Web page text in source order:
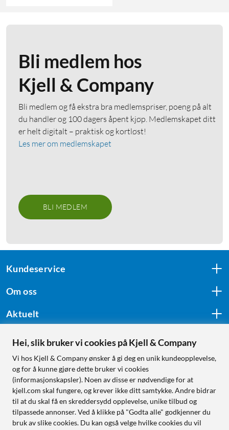
Bli medlem hos
Kjell & Company
Bli medlem og få ekstra bra medlemspriser, poeng på alt
du handler og 100 dagers åpent kjøp. Medlemskapet ditt
er helt digitalt – praktisk og kortløst!
Les mer om medlemskapet
BLI MEDLEM
Kundeservice
Om oss
Aktuelt
Følg oss
Handle fra:
Sverige
Norge
Hei, slik bruker vi cookies på Kjell & Company
Vi hos Kjell & Company ønsker å gi deg en unik kundeopplevelse,
og for å kunne gjøre dette bruker vi cookies
(informasjonskapsler). Noen av disse er nødvendige for at
kjell.com skal fungere, og krever ikke ditt samtykke. Andre bidrar
til at du skal få en skreddersydd opplevelse, unike tilbud og
tilpassede annonser. Ved å klikke på "Godta alle" godkjenner du
bruk av slike cookies. Du kan også velge hvilke cookies du vil